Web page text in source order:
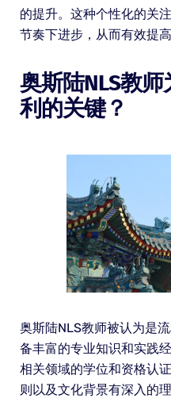
的提升。这种个性化的关
节奏下进步，从而有效提高
奥斯陆NLS教
利的关键？
奥斯陆NLS教师被认为是
备丰富的专业知识和实践
相关领域的学位和资格认
则以及文化背景有深入的